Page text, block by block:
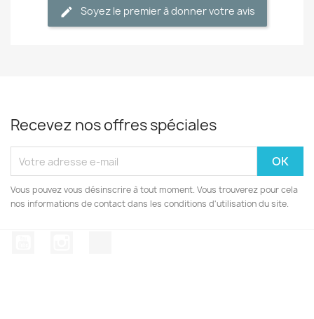
Soyez le premier à donner votre avis
Recevez nos offres spéciales
Vous pouvez vous désinscrire à tout moment. Vous trouverez pour cela
nos informations de contact dans les conditions d'utilisation du site.